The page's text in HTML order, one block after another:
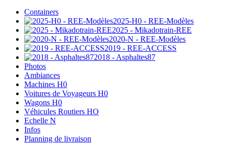
Containers
2025-H0 - REE-Modèles
2025 - Mikadotrain-REE
2020-N - REE-Modèles
2019 - REE-ACCESS
2018 - Asphaltes87
Photos
Ambiances
Machines H0
Voitures de Voyageurs H0
Wagons H0
Véhicules Routiers HO
Echelle N
Infos
Planning de livraison